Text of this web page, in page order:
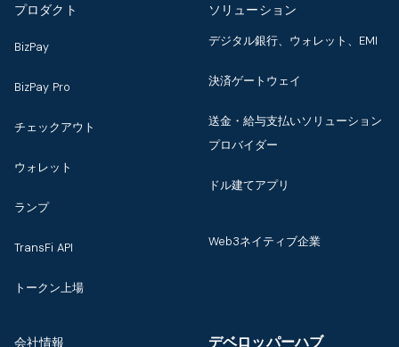
プロダクト
BizPay
BizPay Pro
チェックアウト
ウォレット
ランプ
TransFi API
トークン上場
ソリューション
デジタル銀行、ウォレット、EMI
決済ゲートウェイ
送金・給与支払いソリューション
プロバイダー
ドル建てアプリ
Web3ネイティブ企業
会社情報 デベロッパーハブ